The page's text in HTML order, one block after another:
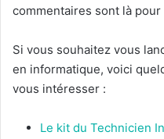
commentaires sont là pour
Si vous souhaitez vous
en informatique, voici
vous intéresser :
Le kit du Technicien